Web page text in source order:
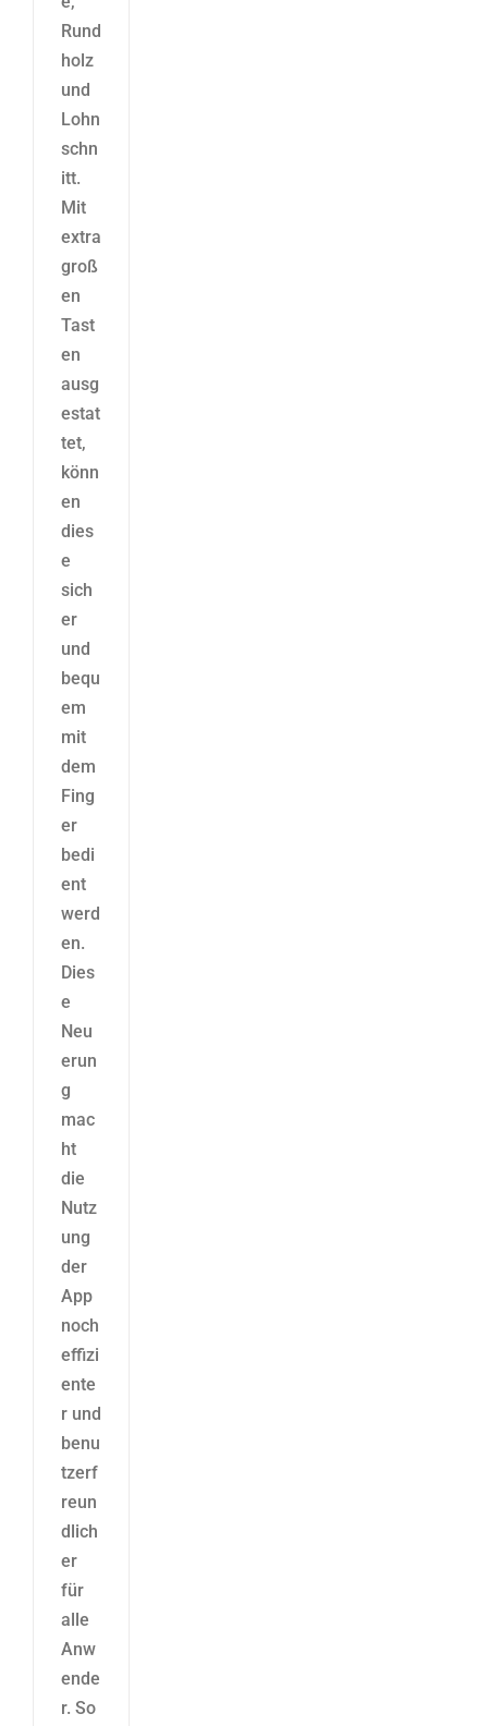
Rund
holz
und
Lohn
schn
itt.
Mit
extra
groß
en
Tast
en
ausg
estat
tet,
könn
en
dies
e
sich
er
und
bequ
em
mit
dem
Fing
er
bedi
ent
werd
en.
Dies
e
Neu
erun
g
mac
ht
die
Nutz
ung
der
App
noch
effizi
ente
r und
benu
tzerf
reun
dlich
er
für
alle
Anw
ende
r. So